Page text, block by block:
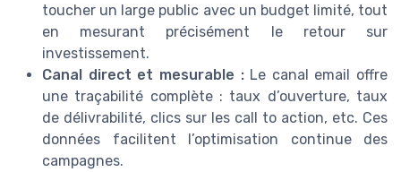
toucher un large public avec un budget limité, tout
en mesurant précisément le retour sur
investissement.
Canal direct et mesurable :Le canal email offre
une traçabilité complète : taux d’ouverture, taux
de délivrabilité, clics sur les call to action, etc. Ces
données facilitent l’optimisation continue des
campagnes.